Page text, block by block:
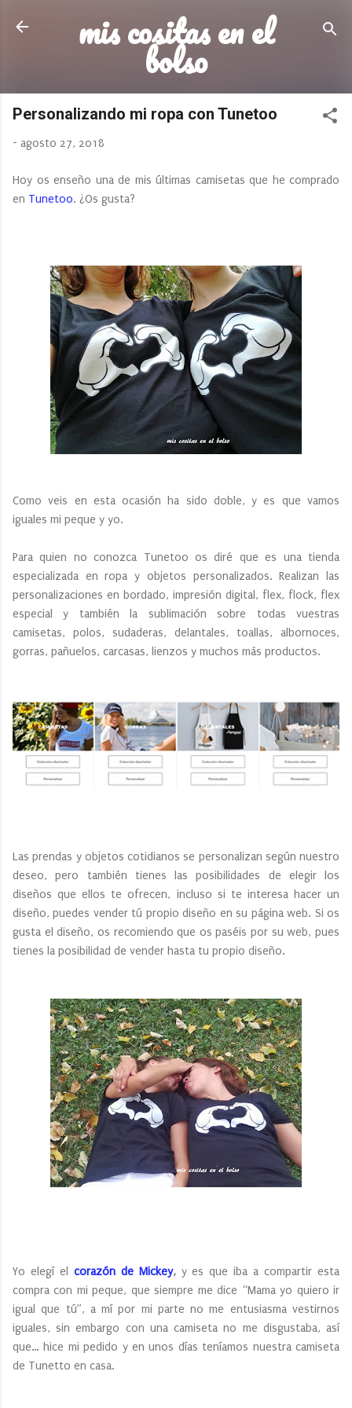
Ir al contenido principal
mis cositas en el
bolso
Personalizando mi ropa con Tunetoo
- agosto 27, 2018
Hoy os enseño una de mis últimas camisetas que he comprado
en Tunetoo. ¿Os gusta?
Como veis en esta ocasión ha sido doble, y es que vamos
iguales mi peque y yo.
Para quien no conozca Tunetoo os diré que es una tienda
especializada en ropa y objetos personalizados. Realizan las
personalizaciones en bordado, impresión digital, flex, flock, flex
especial y también la sublimación sobre todas vuestras
camisetas, polos, sudaderas, delantales, toallas, albornoces,
gorras, pañuelos, carcasas, lienzos y muchos más productos.
Las prendas y objetos cotidianos se personalizan según nuestro
deseo, pero también tienes las posibilidades de elegir los
diseños que ellos te ofrecen, incluso si te interesa hacer un
diseño, puedes vender tú propio diseño en su página web. Si os
gusta el diseño, os recomiendo que os paséis por su web, pues
tienes la posibilidad de vender hasta tu propio diseño.
Yo elegí el corazón de Mickey,y es que iba a compartir esta
compra con mi peque, que siempre me dice “Mama yo quiero ir
igual que tú”, a mí por mi parte no me entusiasma vestirnos
iguales, sin embargo con una camiseta no me disgustaba, así
que… hice mi pedido y en unos días teníamos nuestra camiseta
de Tunetto en casa.